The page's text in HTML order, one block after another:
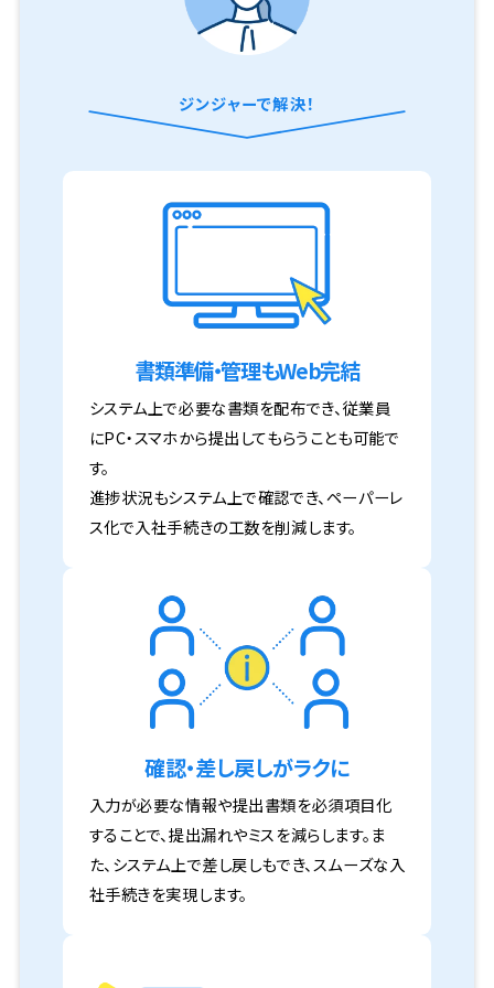
ジンジャーで解決！
書類準備・管理もWeb完結
システム上で必要な書類を配布でき、従業員
にPC・スマホから提出してもらうことも可能で
す。
進捗状況もシステム上で確認でき、ペーパーレ
ス化で入社手続きの工数を削減します。
確認・差し戻しがラクに
入力が必要な情報や提出書類を必須項目化
することで、提出漏れやミスを減らします。ま
た、システム上で差し戻しもでき、スムーズな入
社手続きを実現します。